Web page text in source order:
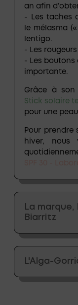
an afin
- Les taches
le mélasma
lentigo.
- Les
- Les boutons
importante.
Grâce à son
Stick solaire
pour une
Pour prendre
hiver, nous
La
Biarritz
L'Alga-